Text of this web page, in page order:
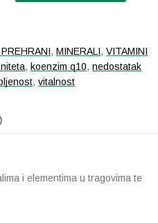
,MINERALI,VITAMINI
, koenzim q10,nedostatak
,vitalnost
i elementima u tragovima te